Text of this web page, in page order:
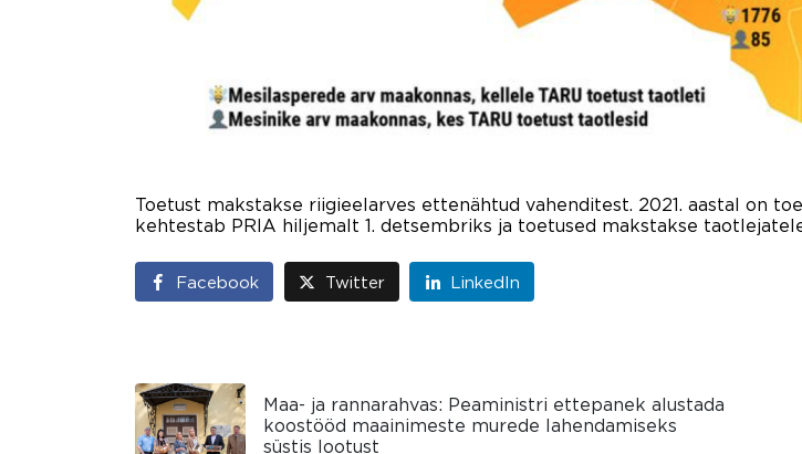
Toetust makstakse riigieelarves ettenähtud vahenditest. 2021. aastal on
kehtestab PRIA hiljemalt 1. detsembriks ja toetused makstakse
Facebook Twitter LinkedIn
Maa- ja rannarahvas: Peaministri ettepanek alustada
koostööd maainimeste murede lahendamiseks
süstis lootust